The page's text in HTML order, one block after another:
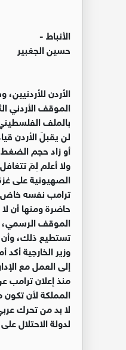
الأنباط -
حسين الجغبير
الأردن
الموقف الأردني
بالملف
لن يقبلَ الأردن
أو زاد حجم
ولا أعلم لِمَ
الصهيونية على
ترامب نفسه خاض
حاضرة ومنها أن
الموقف الرسمي،
تستطيع ذلك، وأن
وزير الخارجية
إلى العمل مع
منذ إعلان
المملكة لأن
لا بد من تحرك
لدولة الاحتلال